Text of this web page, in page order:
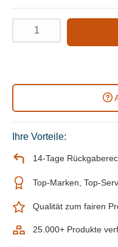
Ihre Vorteile:
14-Tage
Top-Marken, Top-
Qualität zum fairen
25.000+ Produkte